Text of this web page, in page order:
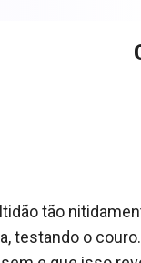
seus poderes
de Haylon para
o amor um
encontrarem-se
épica de